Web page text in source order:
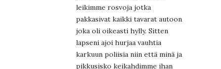
leikimme rosvoja jotka
pakkasivat kaikki tavarat autoon
joka oli oikeasti hylly. Sitten
lapseni ajoi hurjaa vauhtia
karkuun poliisia niin että minä ja
pikkusisko keikahdimme ihan